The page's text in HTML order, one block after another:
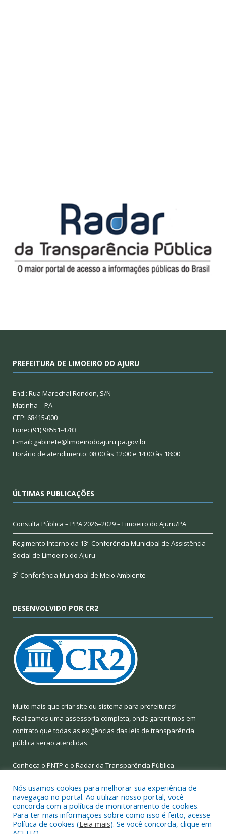
PREFEITURA DE LIMOEIRO DO AJURU
End.: Rua Marechal Rondon, S/N
Matinha – PA
CEP: 68415-000
Fone: (91) 98551-4783
E-mail: gabinete@limoeirodoajuru.pa.gov.br
Horário de atendimento: 08:00 às 12:00 e 14:00 às 18:00
ÚLTIMAS PUBLICAÇÕES
Consulta Pública – PPA 2026–2029 – Limoeiro do Ajuru/PA
Regimento Interno da 13ª Conferência Municipal de Assistência
Social de Limoeiro do Ajuru
3ª Conferência Municipal de Meio Ambiente
DESENVOLVIDO POR CR2
Muito mais que criar site ou sistema para prefeituras!
Realizamos uma assessoria completa, onde garantimos em
contrato que todas as exigências das leis de transparência
pública serão atendidas.
Conheça o PNTP e o Radar da Transparência Pública
Todos os direitos reservados a Prefeitura Municipal de Limoeiro
do Ajuru.
Nós usamos cookies para melhorar sua experiência de
navegação no portal. Ao utilizar nosso portal, você
concorda com a política de monitoramento de cookies.
Para ter mais informações sobre como isso é feito, acesse
Política de cookies (Leia mais). Se você concorda, clique em